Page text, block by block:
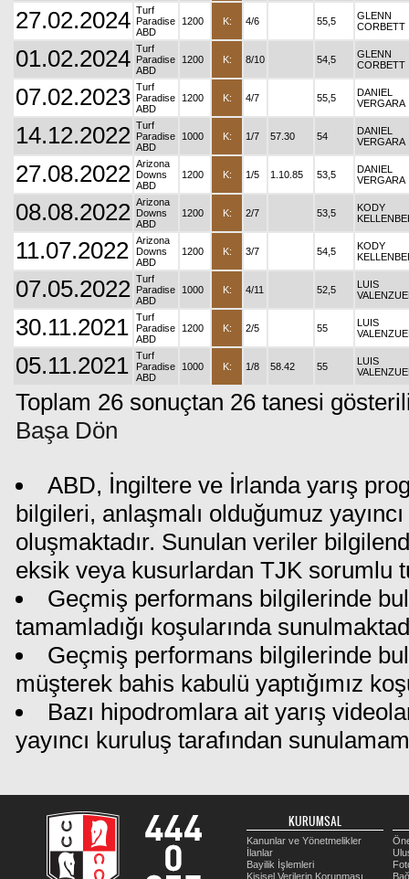
27.02.2024 Turf
Paradise
ABD
1200 K: 4/6 55,5
GLENN
CORBETT
01.02.2024 Turf
Paradise
ABD
1200 K: 8/10 54,5
GLENN
CORBETT
07.02.2023 Turf
Paradise
ABD
1200 K: 4/7 55,5
DANIEL
VERGARA
14.12.2022 Turf
Paradise
ABD
1000 K: 1/7 57.30 54
DANIEL
VERGARA
27.08.2022 Arizona
Downs
ABD
1200 K: 1/5 1.10.85 53,5
DANIEL
VERGARA
08.08.2022 Arizona
Downs
ABD
1200 K: 2/7 53,5
KODY
11.07.2022
Arizona
Downs
ABD
1200 K: 3/7 54,5
KODY
07.05.2022 Turf
Paradise
ABD
1000 K: 4/11 52,5
LUIS
30.11.2021
Turf
Paradise
ABD
1200 K: 2/5 55
LUIS
05.11.2021
Turf
Paradise
ABD
1000 K: 1/8 58.42 55
LUIS
Toplam 26 sonuçtan 26 tanesi
Başa Dön
ABD, İngiltere ve İrlanda yarış
bilgileri, anlaşmalı olduğumuz
oluşmaktadır. Sunulan veriler
eksik veya kusurlardan TJK sorumlu
Geçmiş performans bilgilerinde
tamamladığı koşularında
Geçmiş performans bilgilerinde
müşterek bahis kabulü yaptığımız
Bazı hipodromlara ait yarış
yayıncı kuruluş tarafından
KURUMSAL
Kanunlar ve Yönetmelikler
İlanlar
Bayilik İşlemleri
Kişisel Verilerin Korunması